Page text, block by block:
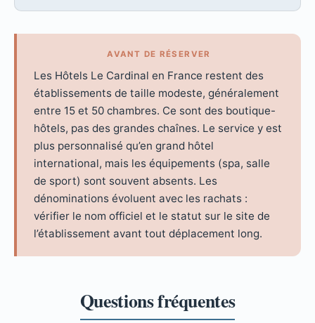
AVANT DE RÉSERVER
Les Hôtels Le Cardinal en France restent des
établissements de taille modeste, généralement
entre 15 et 50 chambres. Ce sont des boutique-
hôtels, pas des grandes chaînes. Le service y est
plus personnalisé qu’en grand hôtel
international, mais les équipements (spa, salle
de sport) sont souvent absents. Les
dénominations évoluent avec les rachats :
vérifier le nom officiel et le statut sur le site de
l’établissement avant tout déplacement long.